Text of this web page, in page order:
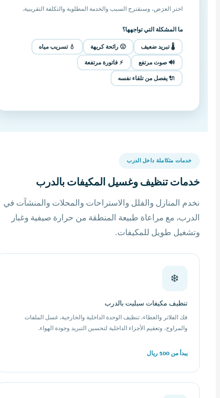
اختر العرَض، وسنقترح السبب والخدمة المطلوبة والتكلفة التقريبية.
ما المشكلة التي تواجهها؟
🌡️ تبريد ضعيف
🤢 رائحة كريهة
💧 تسريب مياه
🔊 صوت مرتفع
⚡ فاتورة مرتفعة
🔌 يفصل من تلقاء نفسه
خدمات متكاملة داخل الدرب
خدمات تنظيف وغسيل المكيفات بالدرب
نخدم المنازل والفلل والاستراحات والمحلات والمنشآت في
الدرب، مع مراعاة طبيعة المنطقة من حرارة صيفية وغبار
وتشغيل طويل للمكيفات.
❄️
تنظيف مكيفات سبليت بالدرب
فك الفلاتر والغطاء، تنظيف الوحدة الداخلية والخارجية، غسل الملفات
والمراوح، وتعقيم الأجزاء الداخلية لتحسين التبريد وجودة الهواء.
يبدأ من 100 ريال